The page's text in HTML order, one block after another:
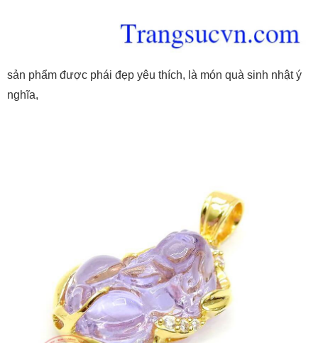
sản phẩm được phái đẹp yêu thích, là món quà sinh nhật ý
nghĩa,